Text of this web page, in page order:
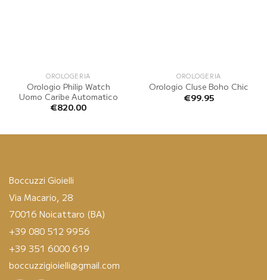
OROLOGERIA
Orologio Philip Watch
Uomo Caribe Automatico
€820.00
OROLOGERIA
Orologio Cluse Boho Chic
€99.95
Boccuzzi Gioielli
Via Macario, 28
70016 Noicattaro (BA)
+39 080 512 9956
+39 351 6000 619
boccuzzigioielli@gmail.com